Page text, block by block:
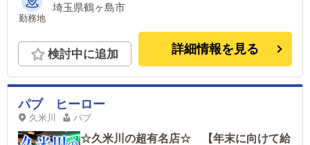
勤務地
埼玉県鶴ヶ島市
検討中に追加 詳細情報を見る
パブ ヒーロー
久米川 パブ
☆久米川の超有名店☆ 【年末に向けて給